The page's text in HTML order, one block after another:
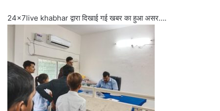
24×7live khabhar द्वारा दिखाई गई खबर का हुआ असर….